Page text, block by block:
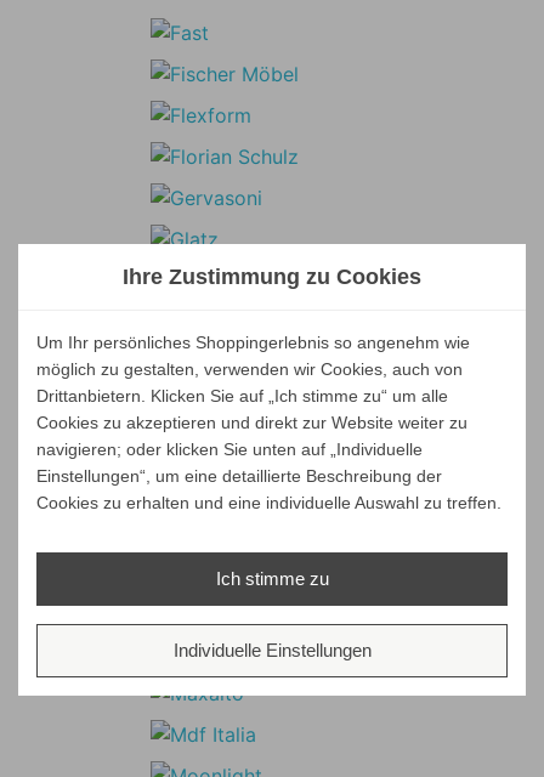
Ihre Zustimmung zu Cookies
Um Ihr persönliches Shoppingerlebnis so angenehm wie
möglich zu gestalten, verwenden wir Cookies, auch von
Drittanbietern. Klicken Sie auf „Ich stimme zu“ um alle
Cookies zu akzeptieren und direkt zur Website weiter zu
navigieren; oder klicken Sie unten auf „Individuelle
Einstellungen“, um eine detaillierte Beschreibung der
Cookies zu erhalten und eine individuelle Auswahl zu treffen.
Ich stimme zu
Individuelle Einstellungen